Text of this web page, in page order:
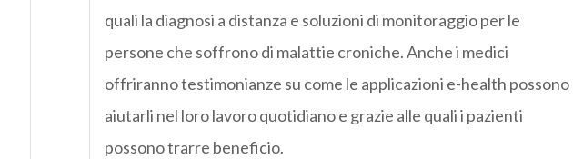
quali la diagnosi a distanza e soluzioni di monitoraggio per le
persone che soffrono di malattie croniche. Anche i medici
offriranno testimonianze su come le applicazioni e-health possono
aiutarli nel loro lavoro quotidiano e grazie alle quali i pazienti
possono trarre beneficio.